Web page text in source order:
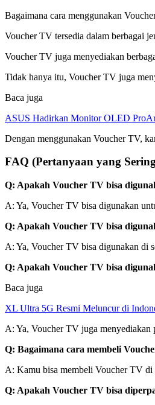
Bagaimana cara menggunakan
Voucher TV tersedia dalam berbagai
Voucher TV juga menyediakan
Tidak hanya itu, Voucher TV juga
Baca juga
ASUS Hadirkan Monitor OLED
Dengan menggunakan Voucher TV,
FAQ (Pertanyaan yang
Q: Apakah Voucher TV bisa
A: Ya, Voucher TV bisa digunakan
Q: Apakah Voucher TV bisa
A: Ya, Voucher TV bisa digunakan di
Q: Apakah Voucher TV bisa
Baca juga
XL Ultra 5G Resmi Meluncur di
A: Ya, Voucher TV juga
Q: Bagaimana cara membeli
A: Kamu bisa membeli Voucher TV
Q: Apakah Voucher TV bisa